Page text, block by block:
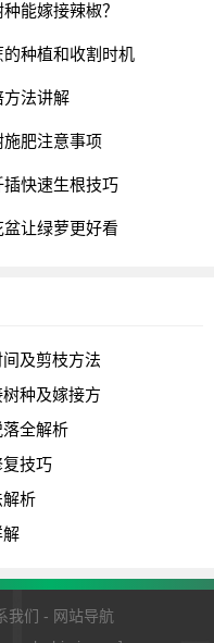
能嫁接辣椒？
种植和收割时机
方法讲解
肥注意事项
快速生根技巧
让绿萝更好看
及剪枝方法
种及嫁接方
全解析
技巧
析
解
我们 - 网站导航